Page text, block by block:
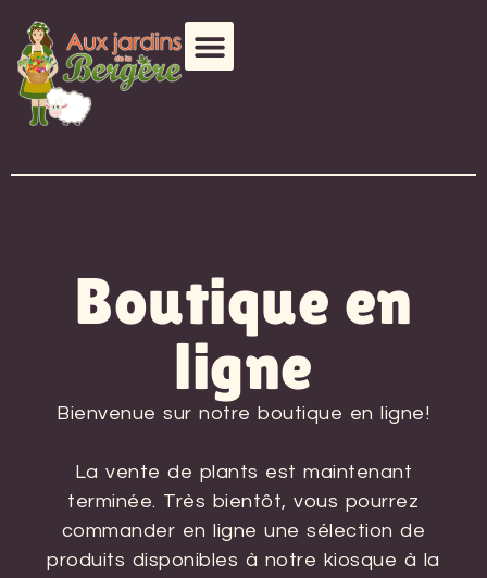
Boutique en
ligne
Bienvenue sur notre boutique en ligne!
La vente de plants est maintenant
terminée. Très bientôt, vous pourrez
commander en ligne une sélection de
produits disponibles à notre kiosque à la